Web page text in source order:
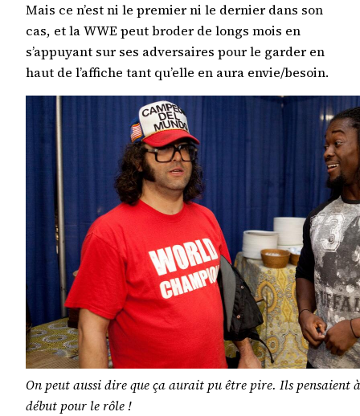
Mais ce n’est ni le premier ni le dernier dans son
cas, et la WWE peut broder de longs mois en
s’appuyant sur ses adversaires pour le garder en
haut de l’affiche tant qu’elle en aura envie/besoin.
On peut aussi dire que ça aurait pu être pire. Ils pensaient
début pour le rôle !